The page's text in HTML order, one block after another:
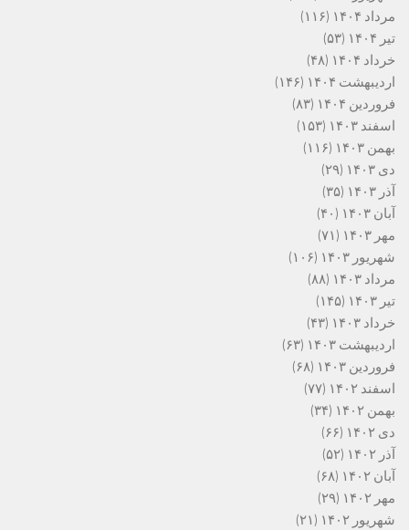
مرداد ۱۴۰۴
(۱۱۶)
تیر ۱۴۰۴
(۵۳)
خرداد ۱۴۰۴
(۴۸)
اردیبهشت ۱۴۰۴
(۱۴۶)
فروردین ۱۴۰۴
(۸۳)
اسفند ۱۴۰۳
(۱۵۳)
بهمن ۱۴۰۳
(۱۱۶)
دی ۱۴۰۳
(۲۹)
آذر ۱۴۰۳
(۳۵)
آبان ۱۴۰۳
(۴۰)
مهر ۱۴۰۳
(۷۱)
شهریور ۱۴۰۳
(۱۰۶)
مرداد ۱۴۰۳
(۸۸)
تیر ۱۴۰۳
(۱۴۵)
خرداد ۱۴۰۳
(۴۳)
اردیبهشت ۱۴۰۳
(۶۳)
فروردین ۱۴۰۳
(۶۸)
اسفند ۱۴۰۲
(۷۷)
بهمن ۱۴۰۲
(۳۴)
دی ۱۴۰۲
(۶۶)
آذر ۱۴۰۲
(۵۲)
آبان ۱۴۰۲
(۶۸)
مهر ۱۴۰۲
(۲۹)
شهریور ۱۴۰۲
(۲۱)